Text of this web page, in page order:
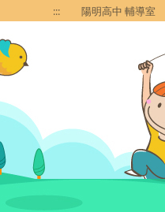
::: 陽明高中 輔導室